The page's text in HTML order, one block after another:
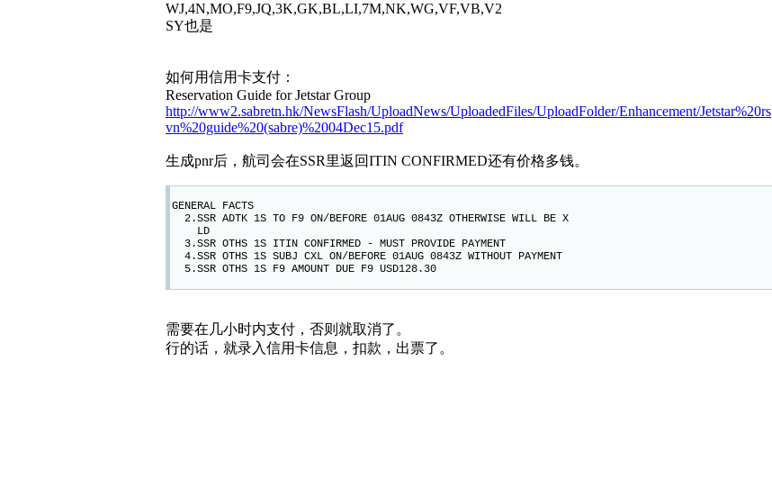
WJ,4N,MO,F9,JQ,3K,GK,BL,LI,7M,NK,WG,VF,VB,V2
SY也是
如何用信用卡支付：
Reservation Guide for Jetstar Group
http://www2.sabretn.hk/NewsFlash/UploadNews/UploadedFiles/UploadFolder/Enhancement/Jetstar%20rs
vn%20guide%20(sabre)%2004Dec15.pdf
生成pnr后，航司会在SSR里返回ITIN CONFIRMED还有价格多钱。
GENERAL FACTS
2.SSR ADTK 1S TO F9 ON/BEFORE 01AUG 0843Z OTHERWISE WILL BE X
LD
3.SSR OTHS 1S ITIN CONFIRMED - MUST PROVIDE PAYMENT
4.SSR OTHS 1S SUBJ CXL ON/BEFORE 01AUG 0843Z WITHOUT PAYMENT
5.SSR OTHS 1S F9 AMOUNT DUE F9 USD128.30
需要在几小时内支付，否则就取消了。
行的话，就录入信用卡信息，扣款，出票了。